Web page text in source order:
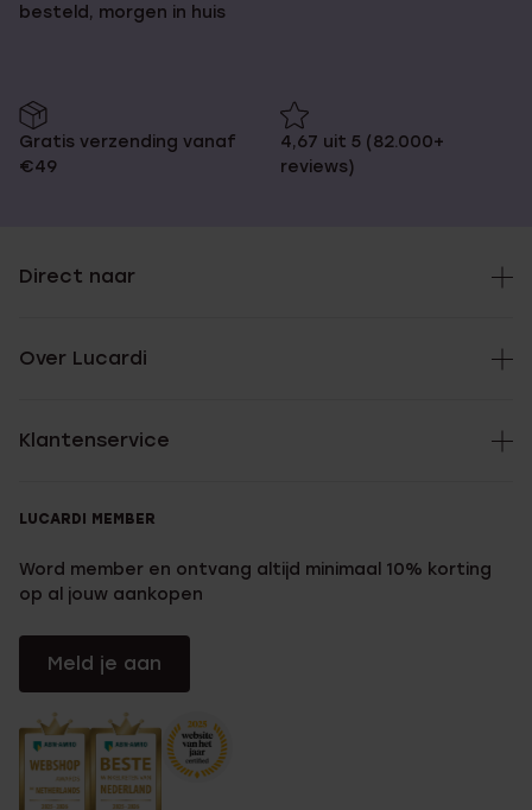
besteld, morgen in huis
Gratis verzending vanaf
€49
4,67 uit 5 (82.000+
reviews)
Direct naar
Over Lucardi
Klantenservice
LUCARDI MEMBER
Word member en ontvang altijd minimaal 10% korting
op al jouw aankopen
Meld je aan